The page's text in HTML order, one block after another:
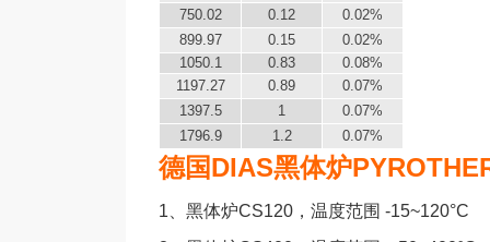
750.02
0.12
0.02%
899.97
0.15
0.02%
1050.1
0.83
0.08%
1197.27
0.89
0.07%
1397.5
1
0.07%
1796.9
1.2 0.07%
德国DIAS黑体炉
1、 黑体炉CS120，温度范围 -15~120°C